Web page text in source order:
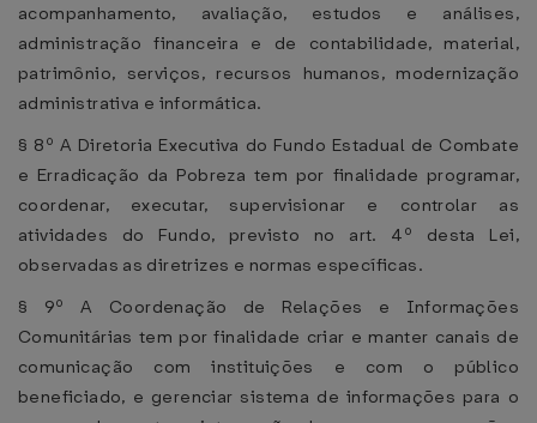
acompanhamento, avaliação, estudos e análises,
administração financeira e de contabilidade, material,
patrimônio, serviços, recursos humanos, modernização
administrativa e informática.
§ 8º A Diretoria Executiva do Fundo Estadual de Combate
e Erradicação da Pobreza tem por finalidade programar,
coordenar, executar, supervisionar e controlar as
atividades do Fundo, previsto no art. 4º desta Lei,
observadas as diretrizes e normas específicas.
§ 9º A Coordenação de Relações e Informações
Comunitárias tem por finalidade criar e manter canais de
comunicação com instituições e com o público
beneficiado, e gerenciar sistema de informações para o